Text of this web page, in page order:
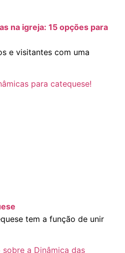
na igreja: 15 opções para
e visitantes com uma
tem a função de unir